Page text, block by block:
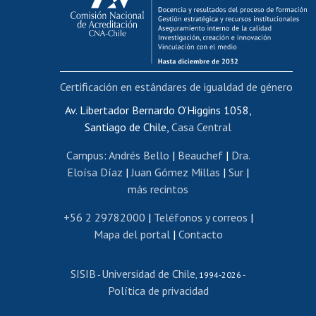
Funcionarias/os
Cursos internos de capacitación
Bienestar del personal
Portal de movilidad interna
Certificado de renta
Certificado de renta honorarios
Editar páginas blancas
Extranjeras/os
Revalidación y reconocimiento de títulos
Postulación al Programa de Movilidad Estudiantil
Cursos de español
Av. Libertador Bernardo O'Higgins 1058,
Santiago de Chile, Casa Central
Campus: Andrés Bello | Beauchef| Dra.
Eloísa Díaz | Juan Gómez Millas | Sur |
más recintos
+56 2 29782000 | Teléfonos y correos |
Mapa del portal| Contacto
SISIB - Universidad de Chile , 1994-2026 -
Política de privacidad
Certificación en estándares de igualdad de género